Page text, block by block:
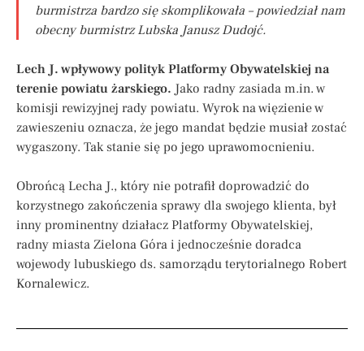
burmistrza bardzo się skomplikowała – powiedział nam
obecny burmistrz Lubska Janusz Dudojć.
Lech J. wpływowy polityk Platformy Obywatelskiej na
terenie powiatu żarskiego. Jako radny zasiada m.in. w
komisji rewizyjnej rady powiatu. Wyrok na więzienie w
zawieszeniu oznacza, że jego mandat będzie musiał zostać
wygaszony. Tak stanie się po jego uprawomocnieniu.
Obrońcą Lecha J., który nie potrafił doprowadzić do
korzystnego zakończenia sprawy dla swojego klienta, był
inny prominentny działacz Platformy Obywatelskiej,
radny miasta Zielona Góra i jednocześnie doradca
wojewody lubuskiego ds. samorządu terytorialnego Robert
Kornalewicz.